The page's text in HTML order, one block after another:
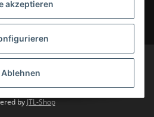
akzeptieren
Ablehnen
zzgl.Versand
Spedition). Artikel mit 0% MwSt. (gem. §
Änderungen und Irrtümer vorbehalten.
ohne Dekoration. Angebot gültig auf
Niederlande, Österreich.
by JTL-Shop